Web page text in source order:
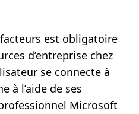
est obligatoire
d’entreprise chez
se connecte à
à l’aide de ses
Microsoft